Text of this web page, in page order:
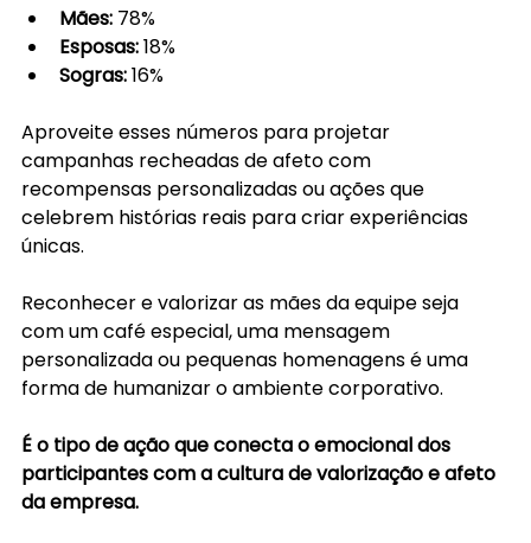
Mães: 78%
Esposas: 18%
Sogras: 16%
Aproveite esses números para projetar
campanhas recheadas de afeto com
recompensas personalizadas ou ações que
celebrem histórias reais para criar experiências
únicas.
Reconhecer e valorizar as mães da equipe seja
com um café especial, uma mensagem
personalizada ou pequenas homenagens é uma
forma de humanizar o ambiente corporativo.
É o tipo de ação que conecta o emocional dos
participantes com a cultura de valorização e afeto
da empresa.